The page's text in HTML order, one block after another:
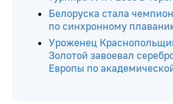
Арина Соболенко
десятилетия: 25
течение сезона
Белорусская
Соболенко вышла в